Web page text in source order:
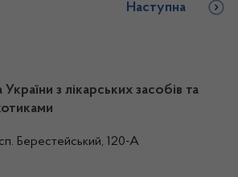
Наступна
з лікарських засобів та
Берестейський, 120-А